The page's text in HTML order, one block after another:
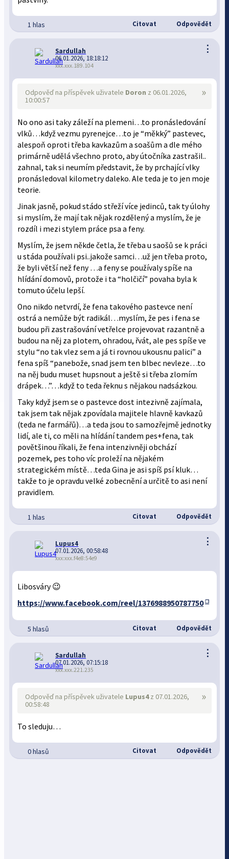
1 hlas Citovat Odpovědět
⋮
Sardullah
06.01.2026, 18:18:12
xxx.xxx.189.104
»
Odpověď na příspěvek uživatele Doron z 06.01.2026,
10:00:57
No ono asi taky záleží na plemeni…to pronásledování
vlků…když vezmu pyrenejce…to je “měkký” pastevec,
alespoň oproti třeba kavkazům a soašům a dle mého
primárně udělá všechno proto, aby útočníka zastrašil..
zahnal, tak si neumím představit, že by prchající vlky
pronásledoval kilometry daleko. Ale teda je to jen moje
teorie.
Jinak jasně, pokud stádo střeží více jedinců, tak ty úlohy
si myslím, že mají tak nějak rozdělený a myslím, že je
rozdíl i mezi stylem práce psa a feny.
Myslím, že jsem někde četla, že třeba u saošů se k práci
u stáda používali psi..jakože samci…už jen třeba proto,
že byli větší než feny …a feny se používaly spíše na
hlídání domovů, protože i ta “holčičí” povaha byla k
tomuto účelu lepší.
Ono nikdo netvrdí, že fena takového pastevce není
ostrá a nemůže být radikál…myslím, že pes i fena se
budou při zastrašování vetřelce projevovat razantně a
budou na něj za plotem, ohradou, řvát, ale pes spíše ve
stylu “no tak vlez sem a já ti rovnou ukousnu palici” a
fena spíš “panebože, snad jsem ten blbec nevleze…to
na něj budu muset hupsnout a ještě si třeba zlomím
drápek…”…když to teda řeknu s nějakou nadsázkou.
Taky když jsem se o pastevce dost intezivně zajímala,
tak jsem tak nějak zpovídala majitele hlavně kavkazů
(teda ne farmářů)…a teda jsou to samozřejmě jednotky
lidí, ale ti, co měli na hlídání tandem pes+fena, tak
povětšinou říkali, že fena intenzivněji obchází
pozemek, pes toho víc proleží na nějakém
strategickém místě…teda Gina je asi spíš psí kluk…
takže to je opravdu velké zobecnění a určitě to asi není
pravidlem.
1 hlas Citovat Odpovědět
⋮
Lupus4
07.01.2026, 00:58:48
xxx:xxx.f4e8:54e9
Libosváry 😉
https://www.facebook.com/reel/1376988950787750
5 hlasů Citovat Odpovědět
⋮
Sardullah
07.01.2026, 07:15:18
xxx.xxx.221.235
»
Odpověď na příspěvek uživatele Lupus4z 07.01.2026,
00:58:48
To sleduju…
0 hlasů Citovat Odpovědět